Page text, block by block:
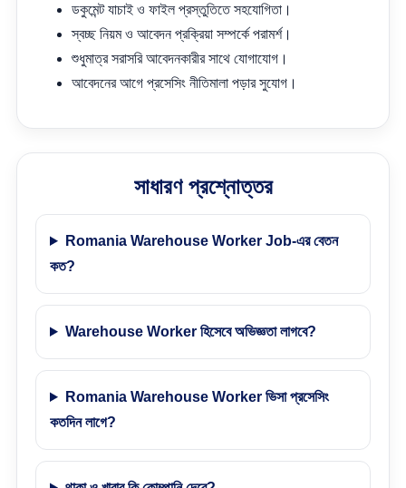
ডকুমেন্ট যাচাই ও ফাইল প্রস্তুতিতে সহযোগিতা।
স্বচ্ছ নিয়ম ও আবেদন প্রক্রিয়া সম্পর্কে পরামর্শ।
শুধুমাত্র সরাসরি আবেদনকারীর সাথে যোগাযোগ।
আবেদনের আগে প্রসেসিং নীতিমালা পড়ার সুযোগ।
সাধারণ প্রশ্নোত্তর
Romania Warehouse Worker Job-এর বেতন
কত?
Warehouse Worker হিসেবে অভিজ্ঞতা লাগবে?
Romania Warehouse Worker ভিসা প্রসেসিং
কতদিন লাগে?